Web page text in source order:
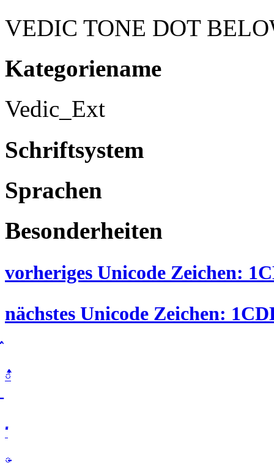
VEDIC TONE DOT
Kategoriename
Vedic_Ext
Schriftsystem
Sprachen
Besonderheiten
vorheriges Unicode Zeichen:
nächstes Unicode Zeichen:
᳑
᳓
᳔